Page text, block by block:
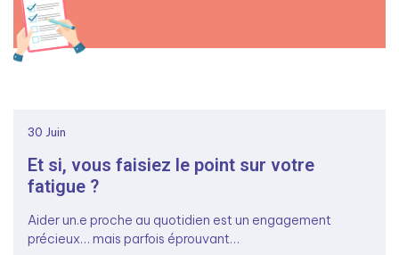
30 Juin
Et si, vous faisiez le point sur votre
fatigue ?
Aider un.e proche au quotidien est un engagement
précieux… mais parfois éprouvant…